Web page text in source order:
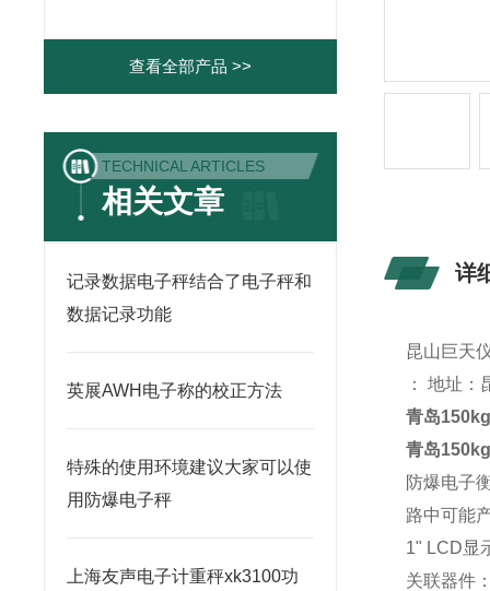
查看全部产品 >>
TECHNICAL ARTICLES
相关文章
记录数据电子秤结合了电子秤和
数据记录功能
英展AWH电子称的校正方法
特殊的使用环境建议大家可以使
用防爆电子秤
上海友声电子计重秤xk3100功
详
昆山巨天
： 地址
青岛
青岛
防爆电子
路中可能
1" LCD显
关联器件